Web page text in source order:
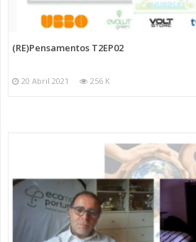
(RE)Pensamentos T2EP02
20 Abril 2021 256 K